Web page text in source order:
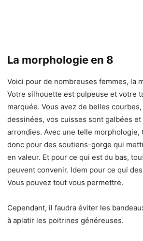
La morphologie en 8
Voici pour de nombreuses femmes, la
Votre silhouette est pulpeuse et votre
marquée. Vous avez de belles
dessinées, vos cuisses sont galbées
arrondies. Avec une telle morphologie,
donc pour des soutiens-gorge qui
en valeur. Et pour ce qui est du bas,
peuvent convenir. Idem pour ce qui
Vous pouvez tout vous permettre.
Cependant, il faudra éviter les
à aplatir les poitrines généreuses.